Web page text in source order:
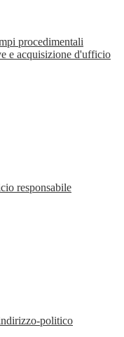
procedimentali
e acquisizione d'ufficio
responsabile
politico